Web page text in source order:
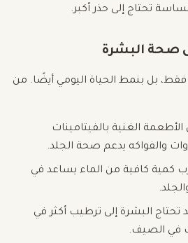
تحتاج إلى حذر أكبر.
صحة البشرة
فقط، بل بنمط الحياة اليومي أيضًا. من
الأطعمة الغنية بالفيتامينات
والفواكه يدعم صحة الجلد.
كمية كافية من الماء يساعد في
تحتاج البشرة إلى ترطيب أكثر في
في الصيف.